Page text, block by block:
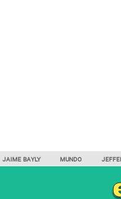
JAIME BAYLY MUNDO